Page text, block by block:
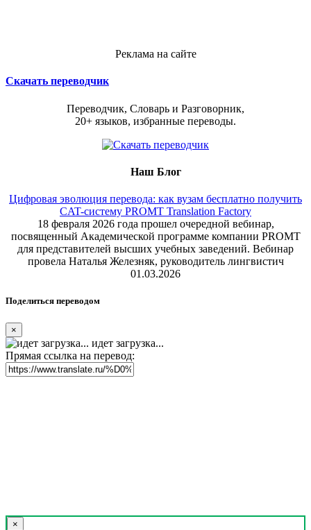
Реклама на сайте
Скачать переводчик
Переводчик, Словарь и Разговорник,
20+ языков, избранные переводы.
Наш Блог
Цифровая эволюция перевода: как вузам бесплатно получить
CAT-систему PROMT Translation Factory
18 февраля 2026 года прошел очередной вебинар,
посвященный Академической программе компании PROMT
для представителей высших учебных заведений. Вебинар
провела Наталья Железняк, руководитель лингвистич
01.03.2026
Поделиться переводом
×
идет загрузка...
Прямая ссылка на перевод:
×